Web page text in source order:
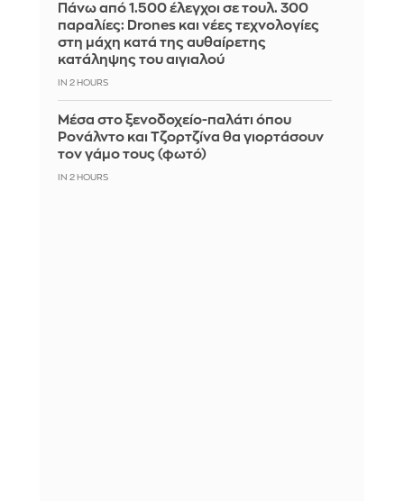
Πάνω από 1.500 έλεγχοι σε τουλ. 300
παραλίες: Drones και νέες τεχνολογίες
στη μάχη κατά της αυθαίρετης
κατάληψης του αιγιαλού
IN 2 HOURS
Μέσα στο ξενοδοχείο-παλάτι όπου
Ρονάλντο και Τζορτζίνα θα γιορτάσουν
τον γάμο τους (φωτό)
IN 2 HOURS